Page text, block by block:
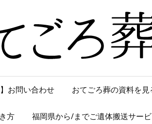
お問い合わせ おてごろ葬の資料を見
方 福岡県から/までご遺体搬送サー